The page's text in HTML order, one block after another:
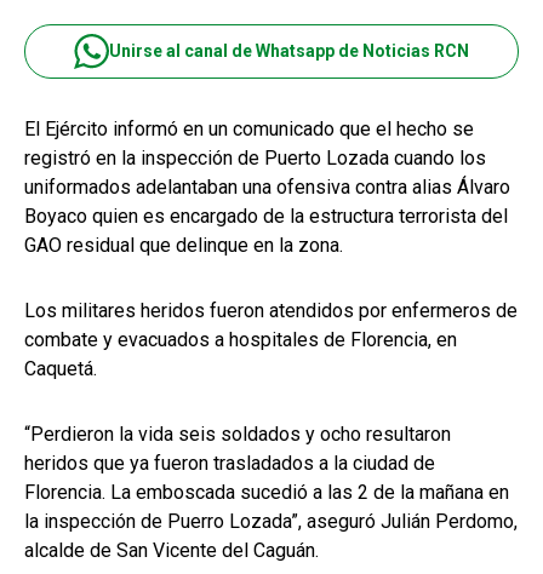
Unirse al canal de Whatsapp de Noticias RCN
El Ejército informó en un comunicado que el hecho se
registró en la inspección de Puerto Lozada cuando los
uniformados adelantaban una ofensiva contra alias Álvaro
Boyaco quien es encargado de la estructura terrorista del
GAO residual que delinque en la zona.
Los militares heridos fueron atendidos por enfermeros de
combate y evacuados a hospitales de Florencia, en
Caquetá.
“Perdieron la vida seis soldados y ocho resultaron
heridos que ya fueron trasladados a la ciudad de
Florencia. La emboscada sucedió a las 2 de la mañana en
la inspección de Puerro Lozada”, aseguró Julián Perdomo,
alcalde de San Vicente del Caguán.